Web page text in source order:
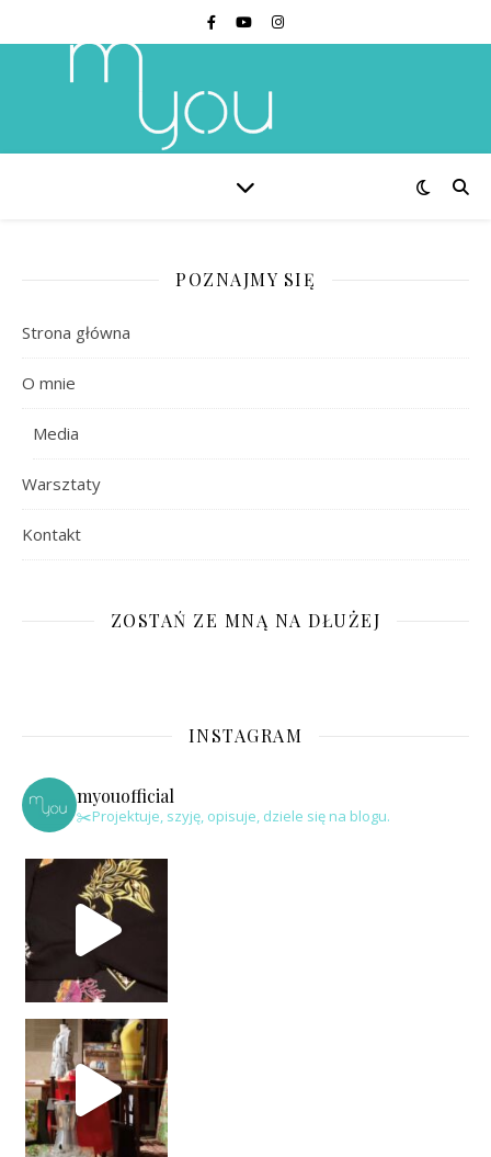
POZNAJMY SIĘ
Strona główna
O mnie
Media
Warsztaty
Kontakt
ZOSTAŃ ZE MNĄ NA DŁUŻEJ
INSTAGRAM
myouofficial
✂️Projektuje, szyję, opisuje, dziele się na blogu.